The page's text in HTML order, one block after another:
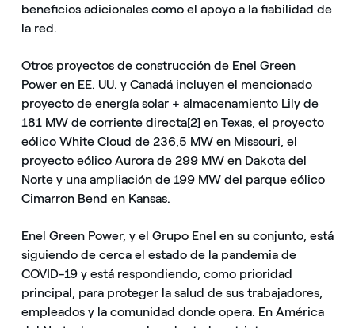
beneficios adicionales como el apoyo a la fiabilidad de
la red.
Otros proyectos de construcción de Enel Green
Power en EE. UU. y Canadá incluyen el mencionado
proyecto de energía solar + almacenamiento Lily de
181 MW de corriente directa[2] en Texas, el proyecto
eólico White Cloud de 236,5 MW en Missouri, el
proyecto eólico Aurora de 299 MW en Dakota del
Norte y una ampliación de 199 MW del parque eólico
Cimarron Bend en Kansas.
Enel Green Power, y el Grupo Enel en su conjunto, está
siguiendo de cerca el estado de la pandemia de
COVID-19 y está respondiendo, como prioridad
principal, para proteger la salud de sus trabajadores,
empleados y la comunidad donde opera. En América